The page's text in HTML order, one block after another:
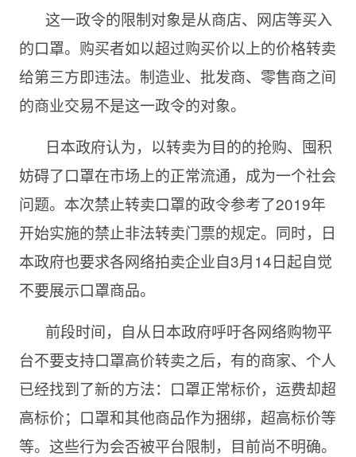
这一政令的限制对象是从商店、网店等买入
的口罩。购买者如以超过购买价以上的价格转卖
给第三方即违法。制造业、批发商、零售商之间
的商业交易不是这一政令的对象。
日本政府认为，以转卖为目的的抢购、囤积
妨碍了口罩在市场上的正常流通，成为一个社会
问题。本次禁止转卖口罩的政令参考了2019年
开始实施的禁止非法转卖门票的规定。同时，日
本政府也要求各网络拍卖企业自3月14日起自觉
不要展示口罩商品。
前段时间，自从日本政府呼吁各网络购物平
台不要支持口罩高价转卖之后，有的商家、个人
已经找到了新的方法：口罩正常标价，运费却超
高标价；口罩和其他商品作为捆绑，超高标价等
等。这些行为会否被平台限制，目前尚不明确。